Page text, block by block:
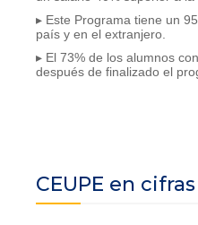
▸ Este Programa tiene un
país y en el extranjero.
▸ El 73% de los alumnos
después de finalizado el
CEUPE en cifras